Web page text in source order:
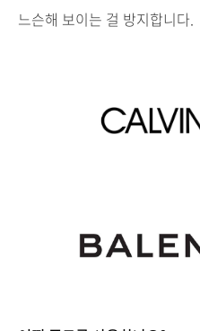
느슨해 보이는 걸 방지합니다.